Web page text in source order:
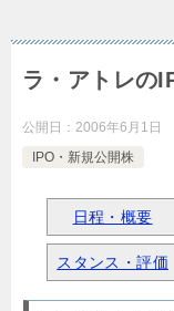
ラ・アトレの
公開日： 2006年6月1日
IPO・新規公開株
日程・概要
スタンス・評価